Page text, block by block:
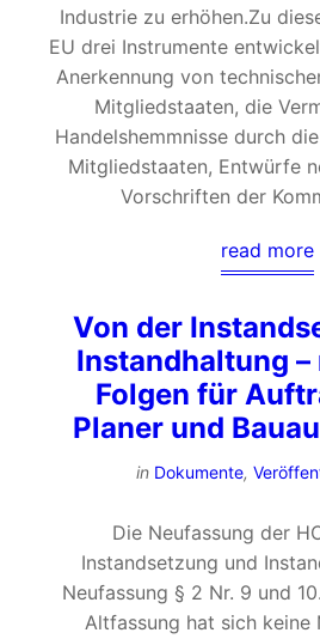
Industrie zu erhöhen.Zu
EU drei Instrumente
Anerkennung von
Mitgliedstaaten, die
Handelshemmnisse durch
Mitgliedstaaten, Entwürfe
Vorschriften der
read more
Von der
Instandhaltung
Folgen für
Planer und
in Dokumente,
Die Neufassung der
Instandsetzung und
Neufassung § 2 Nr. 9 und
Altfassung hat sich keine